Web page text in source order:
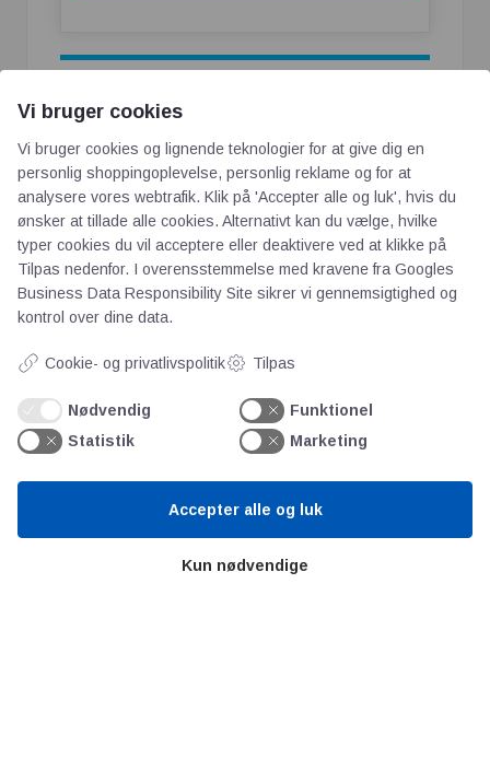
AOT
Om os
Priser
Kontakt
Persondata
Videncentre
Vi bruger cookies
Vi bruger cookies og lignende teknologier for at give dig en
personlig shoppingoplevelse, personlig reklame og for at
analysere vores webtrafik. Klik på 'Accepter alle og luk', hvis du
ønsker at tillade alle cookies. Alternativt kan du vælge, hvilke
typer cookies du vil acceptere eller deaktivere ved at klikke på
Tilpas nedenfor. I overensstemmelse med kravene fra Googles
Business Data Responsibility Site sikrer vi gennemsigtighed og
kontrol over dine data.
Cookie- og privatlivspolitik Tilpas
Nødvendig
Funktionel
Statistik
Marketing
Kun nødvendige
Accepter alle og luk